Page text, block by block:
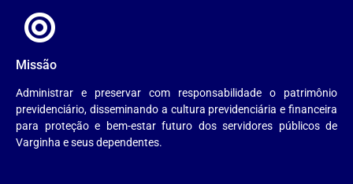
Missão
Administrar e preservar com responsabilidade o patrimônio
previdenciário, disseminando a cultura previdenciária e financeira
para proteção e bem-estar futuro dos servidores públicos de
Varginha e seus dependentes.